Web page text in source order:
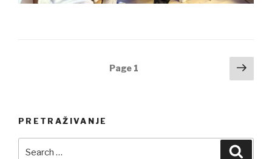
Page 1
Next
PRETRAŽIVANJE